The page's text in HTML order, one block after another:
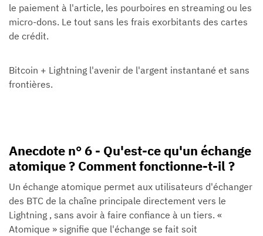
le paiement à l'article, les pourboires en streaming ou les
micro-dons. Le tout sans les frais exorbitants des cartes
de crédit.
Bitcoin + Lightning l'avenir de l'argent instantané et sans
frontières.
Anecdote n° 6 - Qu'est-ce qu'un échange
atomique ? Comment fonctionne-t-il ?
Un échange atomique permet aux utilisateurs d'échanger
des BTC de la chaîne principale directement vers le
Lightning , sans avoir à faire confiance à un tiers. «
Atomique » signifie que l'échange se fait soit